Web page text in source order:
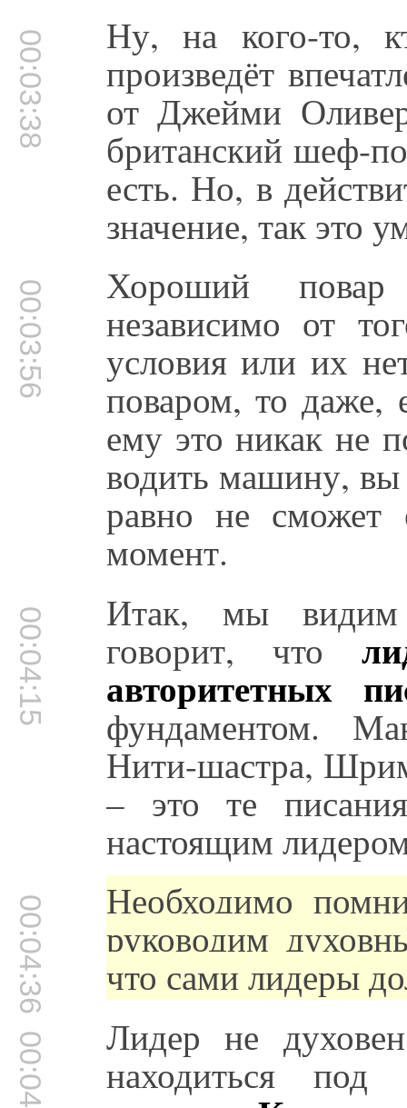
00:03:38 Ну, на кого-то,
произведёт
от Джейми
британский шеф-
есть. Но, в
значение, так это
00:03:56 Хороший
независимо от
условия или их
поваром, то даже,
ему это никак не
водить машину,
равно не
момент.
00:04:15 Итак, мы видим
говорит, что
авторитетных
фундаментом.
Нити-шастра,
– это те
настоящим
00:04:36 Необходимо
руководим
что сами лидеры
Лидер не
находиться под